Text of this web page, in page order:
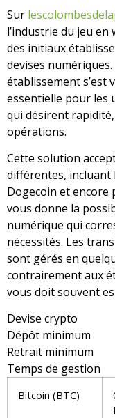
Sur
l’industrie du jeu en
des initiaux
devises
établissement s’est
essentielle pour les
qui désirent
opérations.
Cette solution
différentes, incluant
Dogecoin et encore
vous donne la
numérique qui
nécessités. Les
sont gérés en
contrairement aux
vous doit souvent
Devise crypto
Dépôt minimum
Retrait minimum
Temps de gestion
Bitcoin (BTC)